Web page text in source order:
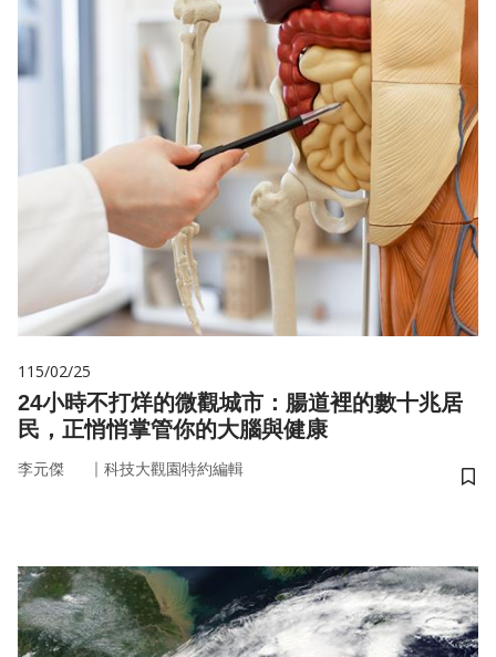
115/02/25
24小時不打烊的微觀城市：腸道裡的數十兆居
民，正悄悄掌管你的大腦與健康
李元傑 ｜ 科技大觀園特約編輯
儲